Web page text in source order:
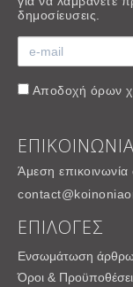
δημοσίευσεις.
Αποδοχή όρων
ΕΠΙΚΟΙΝΩΝΙΑ
Άμεση
ΕΠΙΛΟΓΕΣ
Ενσωμάτωση
Όροι &